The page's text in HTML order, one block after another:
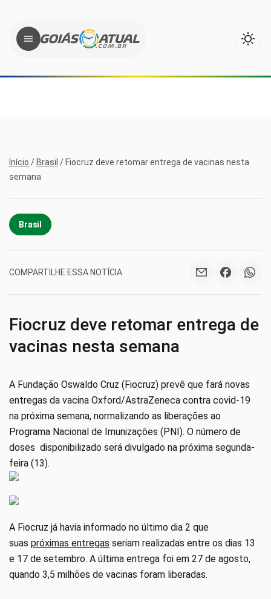
Início / Brasil / Fiocruz deve retomar entrega de vacinas nesta
semana
Brasil
COMPARTILHE ESSA NOTÍCIA
Fiocruz deve retomar entrega de
vacinas nesta semana
A Fundação Oswaldo Cruz (Fiocruz) prevê que fará novas
entregas da vacina Oxford/AstraZeneca contra covid-19
na próxima semana, normalizando as liberações ao
Programa Nacional de Imunizações (PNI). O número de
doses disponibilizado será divulgado na próxima segunda-
feira (13).
A Fiocruz já havia informado no último dia 2 que
suas próximas entregas seriam realizadas entre os dias 13
e 17 de setembro. A última entrega foi em 27 de agosto,
quando 3,5 milhões de vacinas foram liberadas.